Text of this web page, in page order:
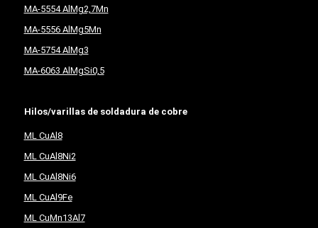
MA-5554 AlMg2,7Mn
MA-5556 AlMg5Mn
MA-5754 AlMg3
MA-6063 AlMgSi0,5
Hilos/varillas de soldadura de cobre
ML CuAl8
ML CuAl8Ni2
ML CuAl8Ni6
ML CuAl9Fe
ML CuMn13Al7